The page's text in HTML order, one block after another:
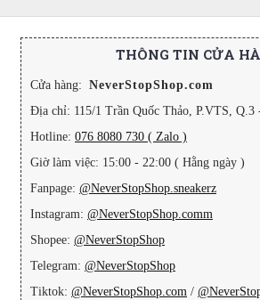
THÔNG TIN CỬA
Cửa hàng: NeverStopShop.com
Địa chỉ: 115/1 Trần Quốc Thảo, P.VTS, Q.3
Hotline: 076 8080 730 ( Zalo )
Giờ làm việc: 15:00 - 22:00 ( Hằng ngày )
Fanpage: @NeverStopShop.sneakerz
Instagram: @NeverStopShop.comm
Shopee: @NeverStopShop
Telegram: @NeverStopShop
Tiktok: @NeverStopShop.com /